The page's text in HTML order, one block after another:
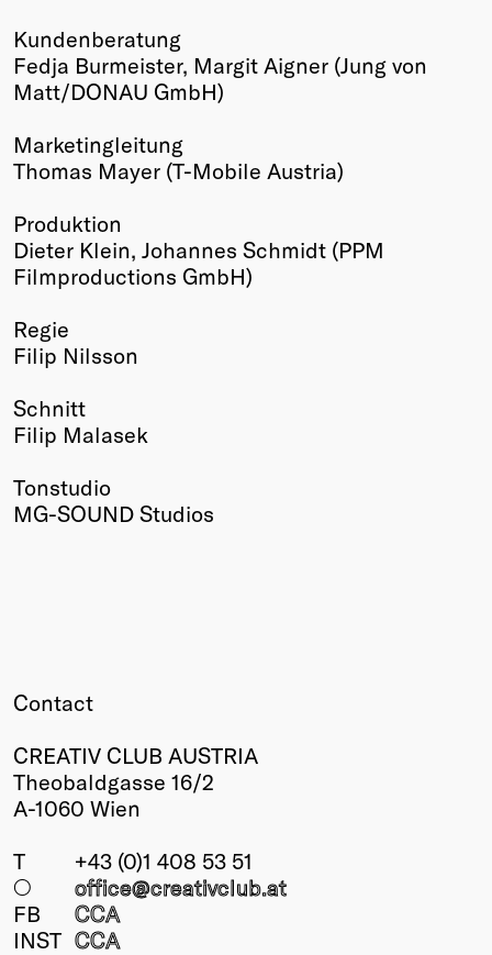
Kundenberatung
Fedja Burmeister, Margit Aigner (Jung von
Matt/DONAU GmbH)
Marketingleitung
Thomas Mayer (T-Mobile Austria)
Produktion
Dieter Klein, Johannes Schmidt (PPM
Filmproductions GmbH)
Regie
Filip Nilsson
Schnitt
Filip Malasek
Tonstudio
MG-SOUND Studios
Contact
CREATIV CLUB AUSTRIA
Theobaldgasse 16/2
A-1060 Wien
T
+43 (0)1 408 53 51
○
office@creativclub.at
FB
CCA
INST CCA